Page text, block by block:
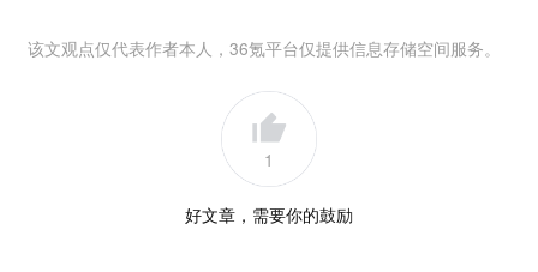
该文观点仅代表作者本人，36氪平台仅提供信息存储空间服务。
1
好文章，需要你的鼓励